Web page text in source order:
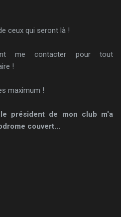
ceux qui seront là !
me contacter pour tout
!
maximum !
président de mon club m'a
couvert...